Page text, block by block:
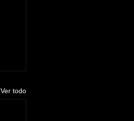
Ver todo